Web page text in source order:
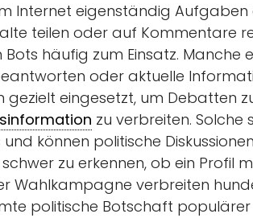
Internet eigenständig
teilen oder auf Kommentare
häufig zum Einsatz. Manche
oder aktuelle
eingesetzt, um Debatten
zu verbreiten. Solche
können politische
zu erkennen, ob ein Profil
Wahlkampagne verbreiten
politische Botschaft populärer